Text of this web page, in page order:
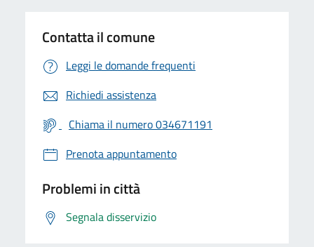
Contatta il comune
Leggi le domande frequenti
Richiedi assistenza
Chiama il numero 034671191
Prenota appuntamento
Problemi in città
Segnala disservizio